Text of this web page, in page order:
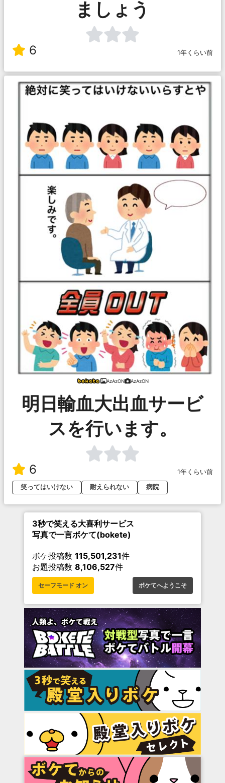
ましょう
6 1年くらい前
AzAzON AzAzON
明日輸血大出血サービ
スを行います。
6
1年くらい前
笑ってはいけない
耐えられない 病院
3秒で笑える大喜利サービス
写真で一言ボケて(bokete)
ボケ投稿数 115,501,231件
お題投稿数 8,106,527件
セーフモード オン ボケてへようこそ